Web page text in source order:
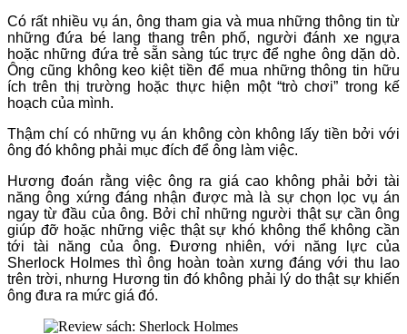
Có rất nhiều vụ án, ông tham gia và mua những thông tin từ
những đứa bé lang thang trên phố, người đánh xe ngựa
hoặc những đứa trẻ sẵn sàng túc trực để nghe ông dặn dò.
Ông cũng không keo kiệt tiền để mua những thông tin hữu
ích trên thị trường hoặc thực hiện một “trò chơi” trong kế
hoạch của mình.
Thậm chí có những vụ án không còn không lấy tiền bởi với
ông đó không phải mục đích để ông làm việc.
Hương đoán rằng việc ông ra giá cao không phải bởi tài
năng ông xứng đáng nhận được mà là sự chọn lọc vụ án
ngay từ đầu của ông. Bởi chỉ những người thật sự cần ông
giúp đỡ hoặc những việc thật sự khó không thể không cần
tới tài năng của ông. Đương nhiên, với năng lực của
Sherlock Holmes thì ông hoàn toàn xưng đáng với thu lao
trên trời, nhưng Hương tin đó không phải lý do thật sự khiến
ông đưa ra mức giá đó.